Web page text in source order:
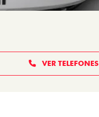
VER TELEFONES